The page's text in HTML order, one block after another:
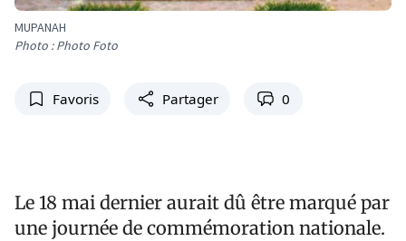
MUPANAH
Photo : Photo Foto
Favoris Partager 0
Le 18 mai dernier aurait dû être marqué par
une journée de commémoration nationale.